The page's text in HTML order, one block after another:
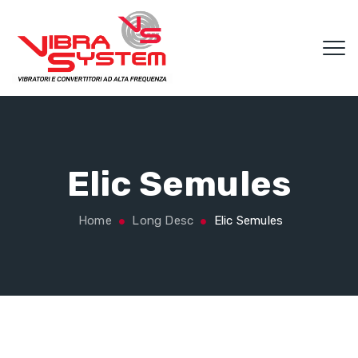
Elic Semules
Home Long Desc Elic Semules